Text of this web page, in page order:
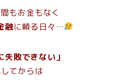
もお金もなく
融に頼る日々…
失敗できない」
てからは